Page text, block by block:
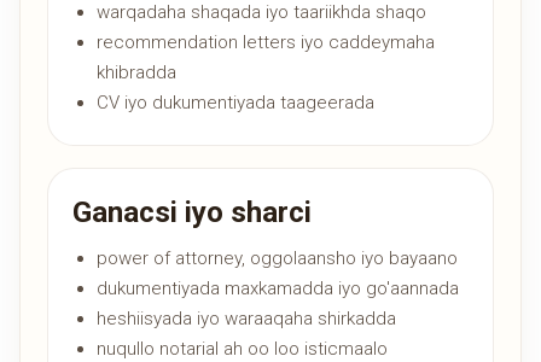
warqadaha shaqada iyo taariikhda shaqo
recommendation letters iyo caddeymaha
khibradda
CV iyo dukumentiyada taageerada
Ganacsi iyo sharci
power of attorney, oggolaansho iyo bayaano
dukumentiyada maxkamadda iyo go'aannada
heshiisyada iyo waraaqaha shirkadda
nuqullo notarial ah oo loo isticmaalo